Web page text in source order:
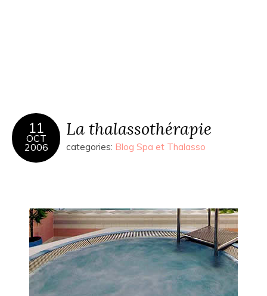
11
OCT
2006
La thalassothérapie
categories: Blog Spa et Thalasso